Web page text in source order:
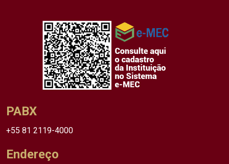
PABX
+55 81 2119-4000
Endereço